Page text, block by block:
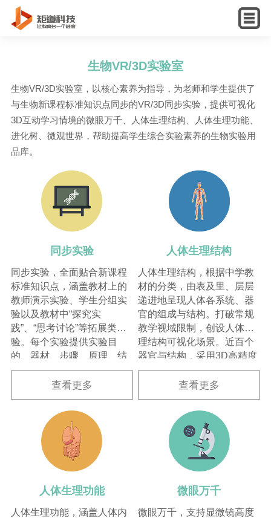
English
生物VR/3D实验室
生物VR/3D实验室，以核心素养为指导，为老师和学生提供了
与生物新课程标准知识点同步的VR/3D同步实验，提供可视化
3D互动学习情境的微眼万千、人体生理结构、人体生理功能、
进化树、微观世界，帮助提高学生综合实验素养的生物实验用
品库。
同步实验
同步实验，全面贴合新课程
标准知识点，涵盖教材上的
教师演示实验、学生分组实
验以及教材中“探究实
践”、“思考讨论”等拓展类实
验。每个实验提供实验目
的、器材、步骤、原理、结
论等实验信息。为教师在教
学的各个环节进行实验内容
的讲解提供了充分的支持。
查看更多
人体生理结构
人体生理结构，根据中学教
材的分类，由表及里、层层
递进地呈现人体各系统、器
官的组成与结构。打破常规
教学视域限制，创设人体生
理结构可视化场景。近百个
器官与结构，采用3D高精度
建模与精细纹理。主要系统
提供仿真动画，例如：消
化、呼吸、心脏工作等。
查看更多
人体生理功能
人体生理功能，涵盖人体内
微眼万千
微眼万千，支持显微镜高度